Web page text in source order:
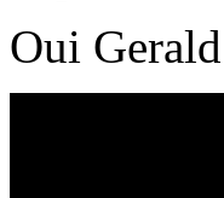
Oui Gerald